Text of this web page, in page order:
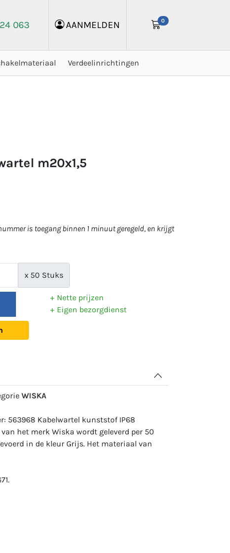
063 AANMELDEN 0
Verdeelinrichtingen
m20x1,5
is toegang binnen 1 minuut geregeld, en krijgt
x 50 Stuks
Nette prijzen
Eigen bezorgdienst
WISKA
563968 Kabelwartel kunststof IP68
het merk Wiska wordt geleverd per 50
in de kleur Grijs. Het materiaal van